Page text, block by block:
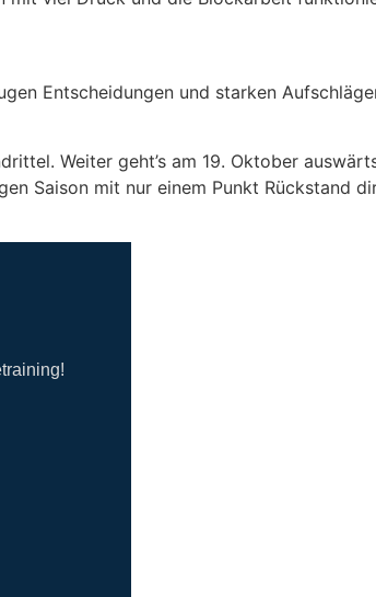
Entscheidungen und starken
Weiter geht’s am 19. Oktober
Saison mit nur einem Punkt Rückstand